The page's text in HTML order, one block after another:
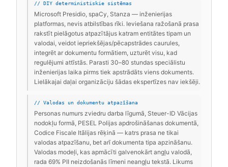
// DIY deterministiskie sistēmas
Microsoft Presidio, spaCy, Stanza — inženierijas
platformas, nevis atbilstības rīki. Ieviešana ražošanā prasa
rakstīt pielāgotus atpazītājus katram entitātes tipam un
valodai, veidot iepriekšējas/pēcapstrādes caurules,
integrēt ar dokumentu formātiem, uzturēt visu, kad
regulējumi attīstās. Parasti 30–80 stundas speciālistu
inženierijas laika pirms tiek apstrādāts viens dokuments.
Lielākajai daļai organizāciju šādas ekspertīzes nav iekšēji.
// Valodas un dokumentu atpazīšana
Personas numurs zviedru darba līgumā, Steuer-ID Vācijas
nodokļu formā, PESEL Polijas apdrošināšanas dokumentā,
Codice Fiscale Itālijas rēķinā — katrs prasa ne tikai
valodas atpazīšanu, bet arī dokumenta tipa apzināšanu.
Valodas modeļi, kas apmācīti galvenokārt angļu valodā,
rada 69% PII neizdošanās līmeni neangļu tekstā. Likums